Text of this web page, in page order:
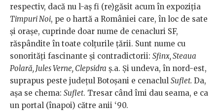
respectiv, dacă nu l-aș fi (re)găsit acum în expoziția
Timpuri Noi, pe o hartă a României care, în loc de sate
și orașe, cuprinde doar nume de cenacluri SF,
răspândite în toate colțurile țării. Sunt nume cu
sonorități fascinante și contradictorii: Sfinx, Steaua
Polară, Jules Verne, Clepsidra ș.a. Și undeva, în nord-est,
suprapus peste județul Botoșani e cenaclul Suflet. Da,
așa se chema: Suflet. Tresar când îmi dau seama, e ca
un portal (înapoi) către anii ‘90.